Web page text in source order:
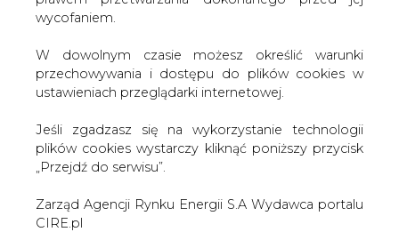
Przynajmniej część z proponowanych zmian do Ustawy
OOŚ może istotnie odmienić dotychczasowy kształt
procedur oceny i uzgadniania środowiskowych
uwarunkowań realizacji przedsięwzięć inwestycyjnych.
Poniżej zaprezentowano zarys wybranych zmian w
prawie, skupiając się na kwestiach dotyczących decyzji o
środowiskowych uwarunkowaniach ("
decyzje
środowiskowe
") mających nieraz kluczowe znaczenie w
procesach inwestycyjnych.
Administracyjne kary pieniężne za
nieprzestrzeganie warunków decyzji